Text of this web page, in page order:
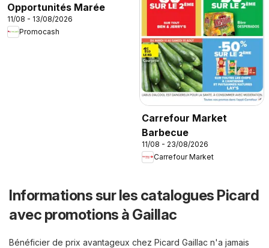
Opportunités Marée
11/08 - 13/08/2026
Promocash
Carrefour Market
Barbecue
11/08 - 23/08/2026
Carrefour Market
Informations sur les catalogues Picard
avec promotions à Gaillac
Bénéficier de prix avantageux chez Picard Gaillac n'a jamais